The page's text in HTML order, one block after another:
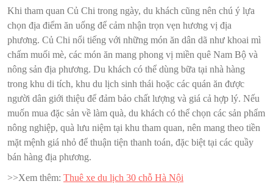
Khi tham quan Củ Chi trong ngày, du khách cũng nên chú ý lựa
chọn địa điểm ăn uống để cảm nhận trọn vẹn hương vị địa
phương. Củ Chi nổi tiếng với những món ăn dân dã như khoai mì
chấm muối mè, các món ăn mang phong vị miền quê Nam Bộ và
nông sản địa phương. Du khách có thể dùng bữa tại nhà hàng
trong khu di tích, khu du lịch sinh thái hoặc các quán ăn được
người dân giới thiệu để đảm bảo chất lượng và giá cả hợp lý. Nếu
muốn mua đặc sản về làm quà, du khách có thể chọn các sản phẩm
nông nghiệp, quà lưu niệm tại khu tham quan, nên mang theo tiền
mặt mệnh giá nhỏ để thuận tiện thanh toán, đặc biệt tại các quầy
bán hàng địa phương.
>>Xem thêm: Thuê xe du lịch 30 chỗ Hà Nội